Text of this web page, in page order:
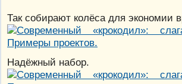
Так собирают колёса для экономии
Надёжный набор.